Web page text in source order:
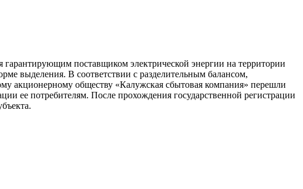
поставщиком электрической энергии на территории
выделения. В соответствии с разделительным балансом,
акционерному обществу «Калужская сбытовая компания» перешли
ее потребителям. После прохождения государственной регистрации